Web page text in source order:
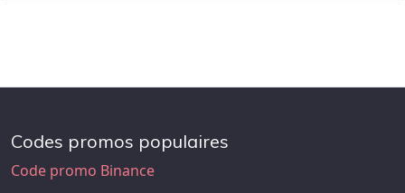
Codes promos populaires
Code promo Binance